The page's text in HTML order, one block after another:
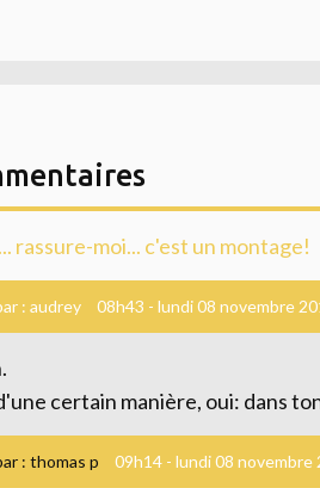
rassure-moi... c'est un montage!
: audrey 08h43 - lundi 08 novembre
certain manière, oui: dans
: thomas p 09h14 - lundi 08 novembre